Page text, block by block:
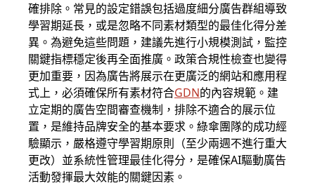
確排除。常見的設定錯誤包括過度細分廣告群組導致
學習期延長，或是忽略不同素材類型的最佳化得分差
異。為避免這些問題，建議先進行小規模測試，監控
關鍵指標穩定後再全面推廣。政策合規性檢查也變得
更加重要，因為廣告將展示在更廣泛的網站和應用程
式上，必須確保所有素材符合GDN的內容規範。建
立定期的廣告空間審查機制，排除不適合的展示位
置，是維持品牌安全的基本要求。綠傘團隊的成功經
驗顯示，嚴格遵守學習期原則（至少兩週不進行重大
更改）並系統性管理最佳化得分，是確保AI驅動廣告
活動發揮最大效能的關鍵因素。